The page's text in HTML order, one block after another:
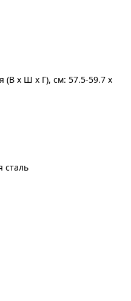
х Ш х Г), см: 57.5-59.7 х
сталь